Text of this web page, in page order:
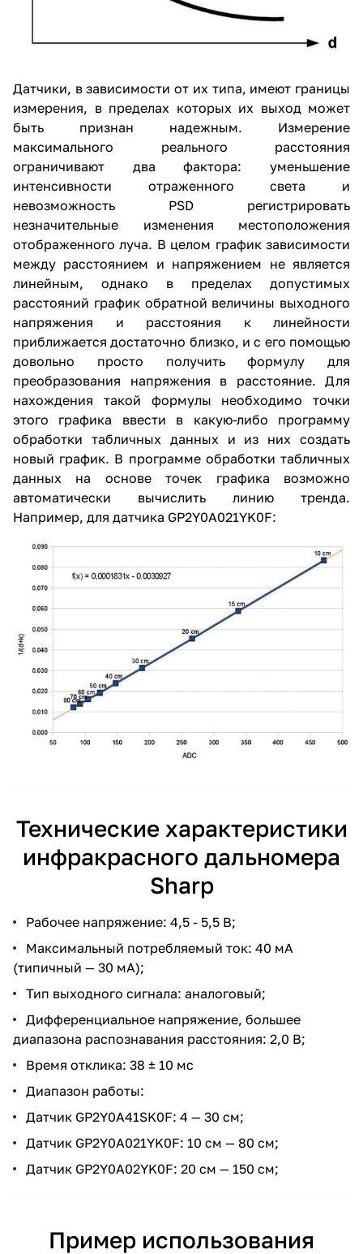
Датчики, в зависимости от их типа, имеют границы
измерения, в пределах которых их выход может
быть признан надежным. Измерение
максимального реального расстояния
ограничивают два фактора: уменьшение
интенсивности отраженного света и
невозможность PSD регистрировать
незначительные изменения местоположения
отображенного луча. В целом график зависимости
между расстоянием и напряжением не является
линейным, однако в пределах допустимых
расстояний график обратной величины выходного
напряжения и расстояния к линейности
приближается достаточно близко, и с его помощью
довольно просто получить формулу для
преобразования напряжения в расстояние. Для
нахождения такой формулы необходимо точки
этого графика ввести в какую-либо программу
обработки табличных данных и из них создать
новый график. В программе обработки табличных
данных на основе точек графика возможно
автоматически вычислить линию тренда.
Например, для датчика GP2Y0A021YK0F:
Технические характеристики
инфракрасного дальномера
Sharp
Рабочее напряжение: 4,5 - 5,5 В;
Максимальный потребляемый ток: 40 мА
(типичный — 30 мА);
Тип выходного сигнала: аналоговый;
Дифференциальное напряжение, большее
диапазона распознавания расстояния: 2,0 В;
Время отклика: 38 ± 10 мс
Диапазон работы:
Датчик GP2Y0A41SK0F: 4 — 30 см;
Датчик GP2Y0A021YK0F: 10 см — 80 см;
Датчик GP2Y0A02YK0F: 20 см — 150 см;
Пример использования